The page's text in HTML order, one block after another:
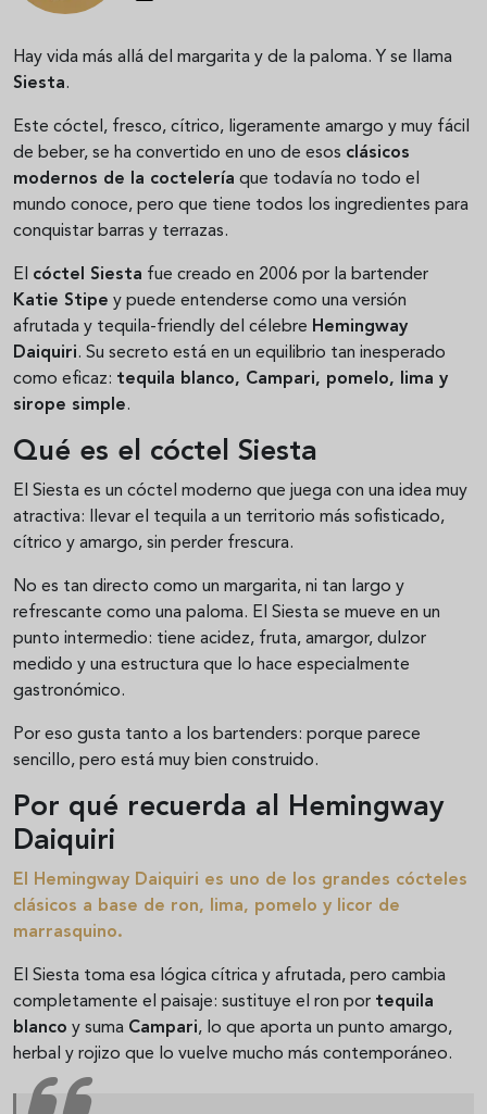
Hay vida más allá del margarita y de la paloma. Y se llama
Siesta.
Este cóctel, fresco, cítrico, ligeramente amargo y muy fácil
de beber, se ha convertido en uno de esos clásicos
modernos de la coctelería que todavía no todo el
mundo conoce, pero que tiene todos los ingredientes para
conquistar barras y terrazas.
El cóctel Siesta fue creado en 2006 por la bartender
Katie Stipe y puede entenderse como una versión
afrutada y tequila-friendly del célebre Hemingway
Daiquiri. Su secreto está en un equilibrio tan inesperado
como eficaz: tequila blanco, Campari, pomelo, lima y
sirope simple.
Qué es el cóctel Siesta
El Siesta es un cóctel moderno que juega con una idea muy
atractiva: llevar el tequila a un territorio más sofisticado,
cítrico y amargo, sin perder frescura.
No es tan directo como un margarita, ni tan largo y
refrescante como una paloma. El Siesta se mueve en un
punto intermedio: tiene acidez, fruta, amargor, dulzor
medido y una estructura que lo hace especialmente
gastronómico.
Por eso gusta tanto a los bartenders: porque parece
sencillo, pero está muy bien construido.
Por qué recuerda al Hemingway
Daiquiri
El Hemingway Daiquiri es uno de los grandes cócteles
clásicos a base de ron, lima, pomelo y licor de
marrasquino.
El Siesta toma esa lógica cítrica y afrutada, pero cambia
completamente el paisaje: sustituye el ron por tequila
blanco y suma Campari, lo que aporta un punto amargo,
herbal y rojizo que lo vuelve mucho más contemporáneo.